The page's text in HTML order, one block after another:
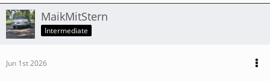
MaikMitStern
Intermediate
Jun 1st 2026